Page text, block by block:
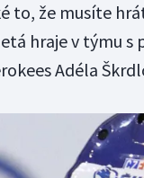
to, že musíte
hraje v týmu
Adéla